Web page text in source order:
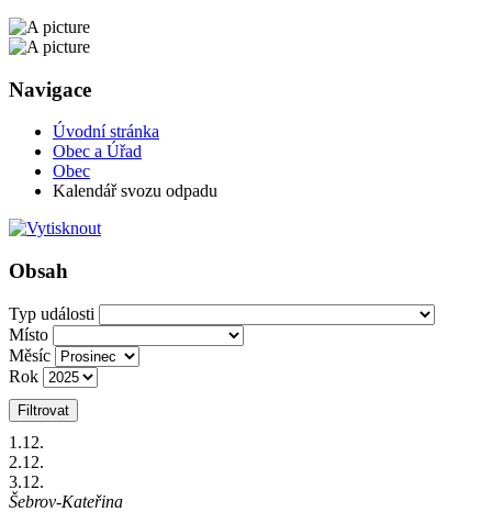
Navigace
Úvodní stránka
Obec a Úřad
Obec
Kalendář svozu odpadu
Obsah
Typ události
Místo
Měsíc
Rok
Filtrovat
1 .12.
2.12.
3.12.
Šebrov-Kateřina